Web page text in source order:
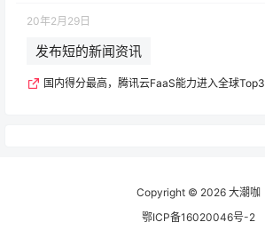
20年2月29日
发布短的新闻资讯
国内得分最高，腾讯云FaaS能力进入全球Top3
Copyright © 2026 大潮咖
鄂ICP备16020046号-2